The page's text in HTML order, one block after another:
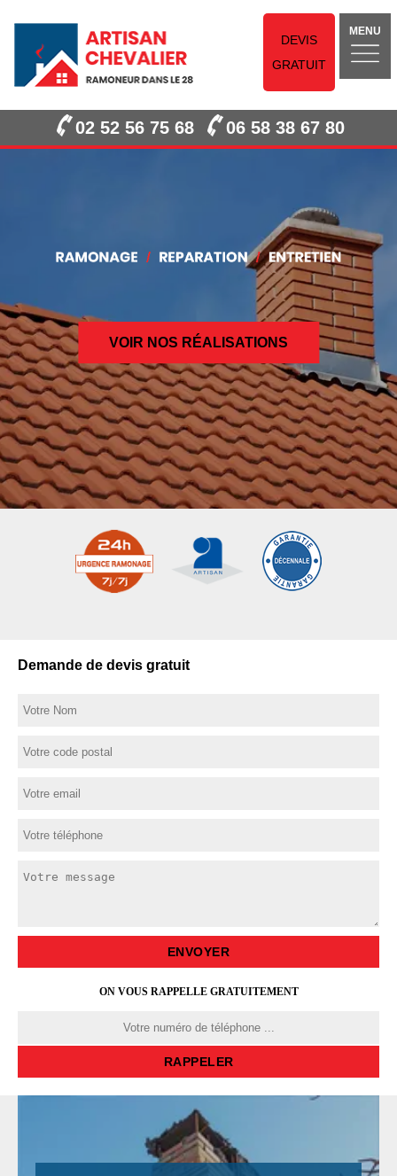
DEVIS
GRATUIT
MENU
02 52 56 75 68 06 58 38 67 80
VOIR NOS RÉALISATIONS
Demande de devis gratuit
ON VOUS RAPPELLE GRATUITEMENT